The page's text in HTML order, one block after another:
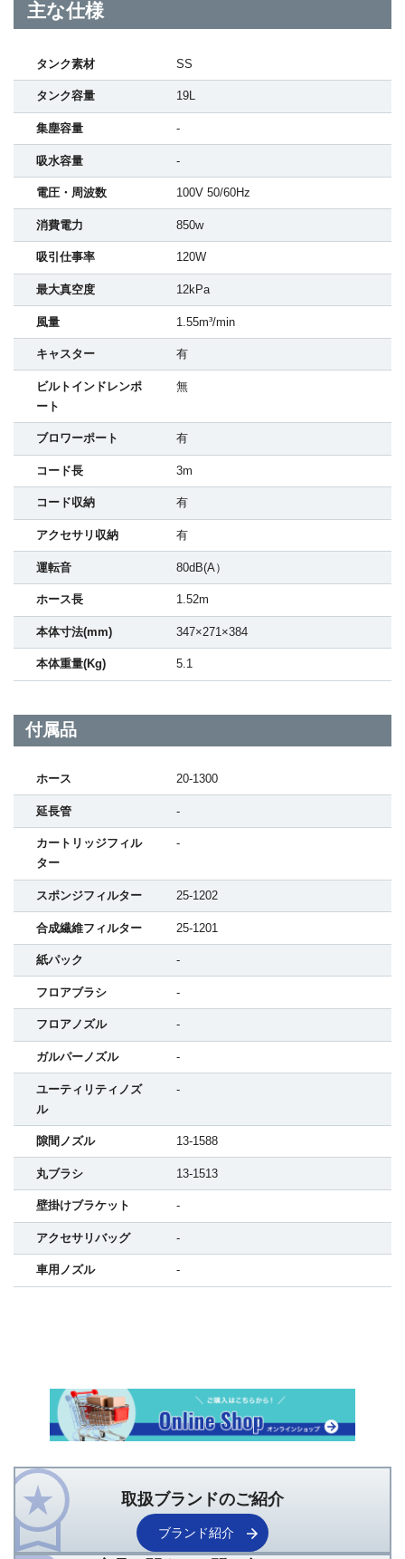
主な仕様
タンク素材 SS
タンク容量 19L
集塵容量 -
吸水容量 -
電圧・周波数 100V 50/60Hz
消費電力 850w
吸引仕事率 120W
最大真空度 12kPa
風量 1.55m³/min
キャスター 有
ビルトインドレンポ
ート
無
ブロワーポート 有
コード長 3m
コード収納 有
アクセサリ収納 有
運転音 80dB(A）
ホース長 1.52m
本体寸法(mm) 347×271×384
本体重量(Kg) 5.1
付属品
ホース 20-1300
延長管 -
カートリッジフィル
ター
-
スポンジフィルター 25-1202
合成繊維フィルター 25-1201
紙パック -
フロアブラシ -
フロアノズル -
ガルパーノズル -
ユーティリティノズ
ル
-
隙間ノズル 13-1588
丸ブラシ 13-1513
壁掛けブラケット -
アクセサリバッグ -
車用ノズル -
取扱ブランドのご紹介
ブランド紹介